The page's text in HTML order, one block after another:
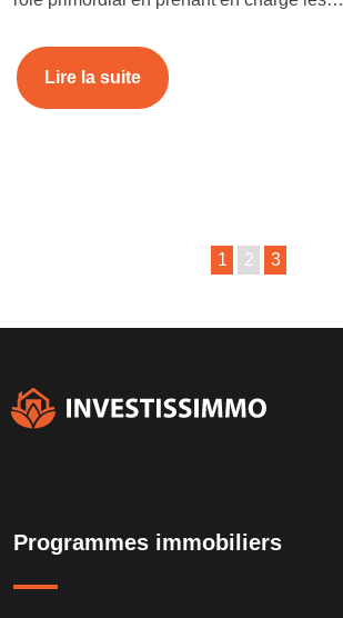
Lire la suite
1 2 3
Programmes immobiliers